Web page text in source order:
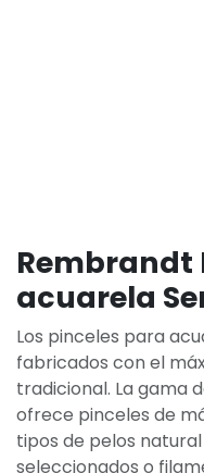
Rembrandt
acuarela
Los pinceles para
fabricados con el
tradicional. La gama
ofrece pinceles de
tipos de pelos
seleccionados o